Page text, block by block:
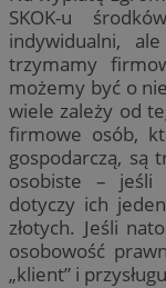
SKOK-u
indywidualni,
trzymamy
możemy być o
wiele zależy od
firmowe osób,
gospodarczą, są
osobiste – jeśli
dotyczy ich
złotych. Jeśli
osobowość
„klient” i